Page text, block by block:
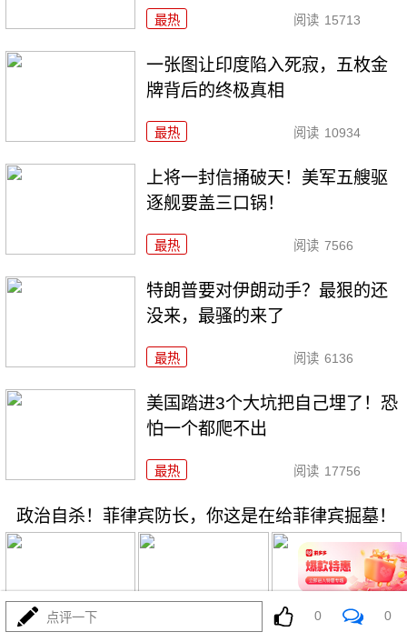
最热 阅读 15713
一张图让印度陷入死寂，五枚金
牌背后的终极真相
最热 阅读 10934
上将一封信捅破天！美军五艘驱
逐舰要盖三口锅！
最热 阅读 7566
特朗普要对伊朗动手？最狠的还
没来，最骚的来了
最热 阅读 6136
美国踏进3个大坑把自己埋了！恐
怕一个都爬不出
最热 阅读 17756
政治自杀！菲律宾防长，你这是在给菲律宾掘墓！
点评一下 0 0